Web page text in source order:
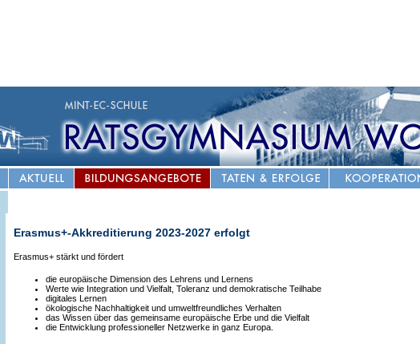
Erasmus+-Akkreditierung 2023-2027 erfolgt
Erasmus+ stärkt und fördert
die europäische Dimension des Lehrens und Lernens
Werte wie Integration und Vielfalt, Toleranz und demokratische Teilhabe
digitales Lernen
ökologische Nachhaltigkeit und umweltfreundliches Verhalten
das Wissen über das gemeinsame europäische Erbe und die Vielfalt
die Entwicklung professioneller Netzwerke in ganz Europa.